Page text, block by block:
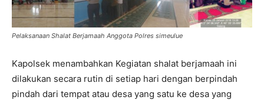
Pelaksanaan Shalat Berjamaah Anggota Polres simeulue
Kapolsek menambahkan Kegiatan shalat berjamaah ini
dilakukan secara rutin di setiap hari dengan berpindah
pindah dari tempat atau desa yang satu ke desa yang